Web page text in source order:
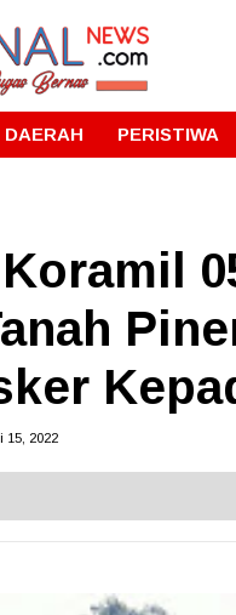
DAERAH PERISTIWA
15, 2022